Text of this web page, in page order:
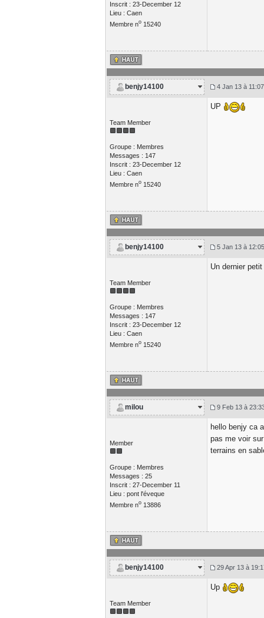
Inscrit : 23-December 12
Lieu : Caen
Membre no15240
benjy14100 4 Jan 13 à 11:07
Team Member
Groupe : Membres
Messages : 147
Inscrit : 23-December 12
Lieu : Caen
Membre no15240
UP
benjy14100 5 Jan 13 à 12:05
Team Member
Groupe : Membres
Messages : 147
Inscrit : 23-December 12
Lieu : Caen
Membre no15240
Un dernier
milou 9 Feb 13 à
Member
Groupe : Membres
Messages : 25
Inscrit : 27-December 11
Lieu : pont l'éveque
Membre no13886
hello benjy ca
pas me voir
terrains en
benjy14100 29 Apr 13 à
Team Member
Up